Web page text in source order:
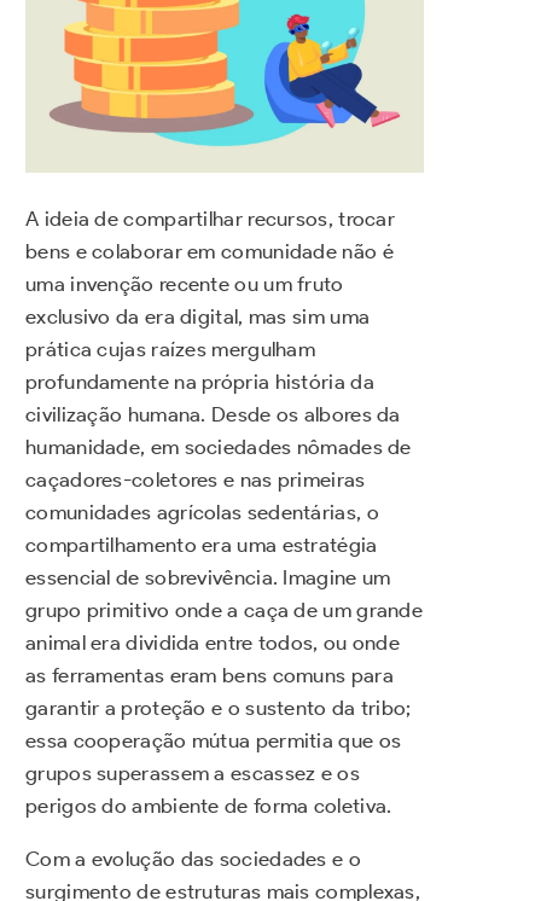
A ideia de compartilhar recursos, trocar
bens e colaborar em comunidade não é
uma invenção recente ou um fruto
exclusivo da era digital, mas sim uma
prática cujas raízes mergulham
profundamente na própria história da
civilização humana. Desde os albores da
humanidade, em sociedades nômades de
caçadores-coletores e nas primeiras
comunidades agrícolas sedentárias, o
compartilhamento era uma estratégia
essencial de sobrevivência. Imagine um
grupo primitivo onde a caça de um grande
animal era dividida entre todos, ou onde
as ferramentas eram bens comuns para
garantir a proteção e o sustento da tribo;
essa cooperação mútua permitia que os
grupos superassem a escassez e os
perigos do ambiente de forma coletiva.
Com a evolução das sociedades e o
surgimento de estruturas mais complexas,